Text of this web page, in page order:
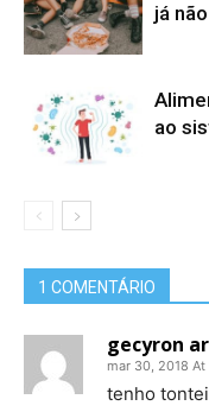
já
ao
1 COMENTÁRIO
gecyron
mar 30, 2018 At
tenho